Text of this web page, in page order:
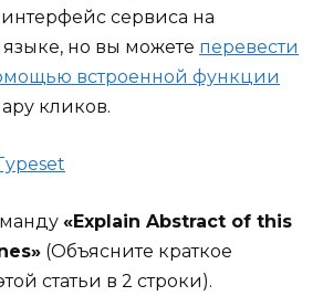
сервиса на
но вы можете перевести
встроенной функции
кликов.
«Explain Abstract of this
(Объясните краткое
статьи в 2 строки).